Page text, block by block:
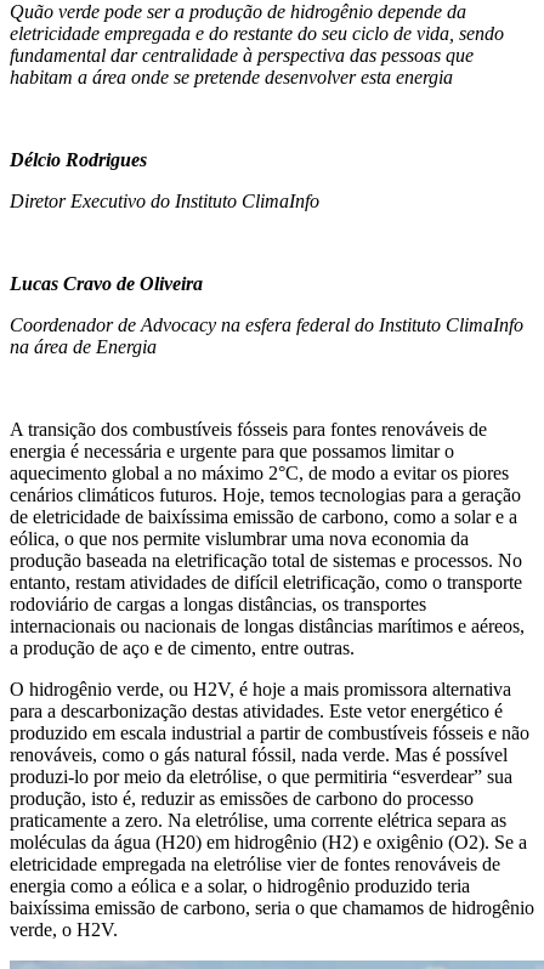
Quão verde pode ser a produção de hidrogênio depende da
eletricidade empregada e do restante do seu ciclo de vida, sendo
fundamental dar centralidade à perspectiva das pessoas que
habitam a área onde se pretende desenvolver esta energia
Délcio Rodrigues
Diretor Executivo do Instituto ClimaInfo
Lucas Cravo de Oliveira
Coordenador de Advocacy na esfera federal do Instituto ClimaInfo
na área de Energia
A transição dos combustíveis fósseis para fontes renováveis de
energia é necessária e urgente para que possamos limitar o
aquecimento global a no máximo 2°C, de modo a evitar os piores
cenários climáticos futuros. Hoje, temos tecnologias para a geração
de eletricidade de baixíssima emissão de carbono, como a solar e a
eólica, o que nos permite vislumbrar uma nova economia da
produção baseada na eletrificação total de sistemas e processos. No
entanto, restam atividades de difícil eletrificação, como o transporte
rodoviário de cargas a longas distâncias, os transportes
internacionais ou nacionais de longas distâncias marítimos e aéreos,
a produção de aço e de cimento, entre outras.
O hidrogênio verde, ou H2V, é hoje a mais promissora alternativa
para a descarbonização destas atividades. Este vetor energético é
produzido em escala industrial a partir de combustíveis fósseis e não
renováveis, como o gás natural fóssil, nada verde. Mas é possível
produzi-lo por meio da eletrólise, o que permitiria “esverdear” sua
produção, isto é, reduzir as emissões de carbono do processo
praticamente a zero. Na eletrólise, uma corrente elétrica separa as
moléculas da água (H20) em hidrogênio (H2) e oxigênio (O2). Se a
eletricidade empregada na eletrólise vier de fontes renováveis de
energia como a eólica e a solar, o hidrogênio produzido teria
baixíssima emissão de carbono, seria o que chamamos de hidrogênio
verde, o H2V.